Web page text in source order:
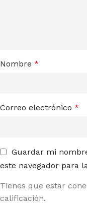
Nombre *
Correo electrónico *
Guardar mi
este navegador para
Tienes que estar
calificación.